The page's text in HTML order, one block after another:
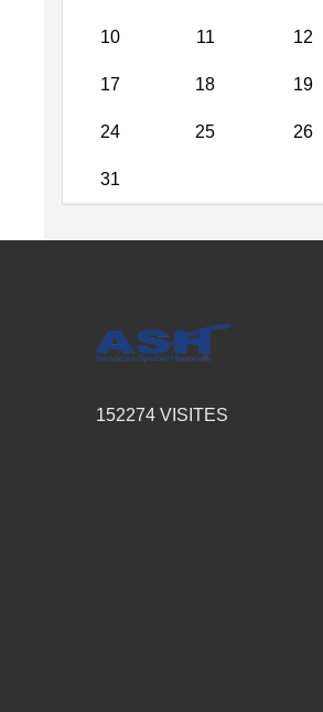
10 11 12
17 18 19
24 25 26
31
152274 VISITES